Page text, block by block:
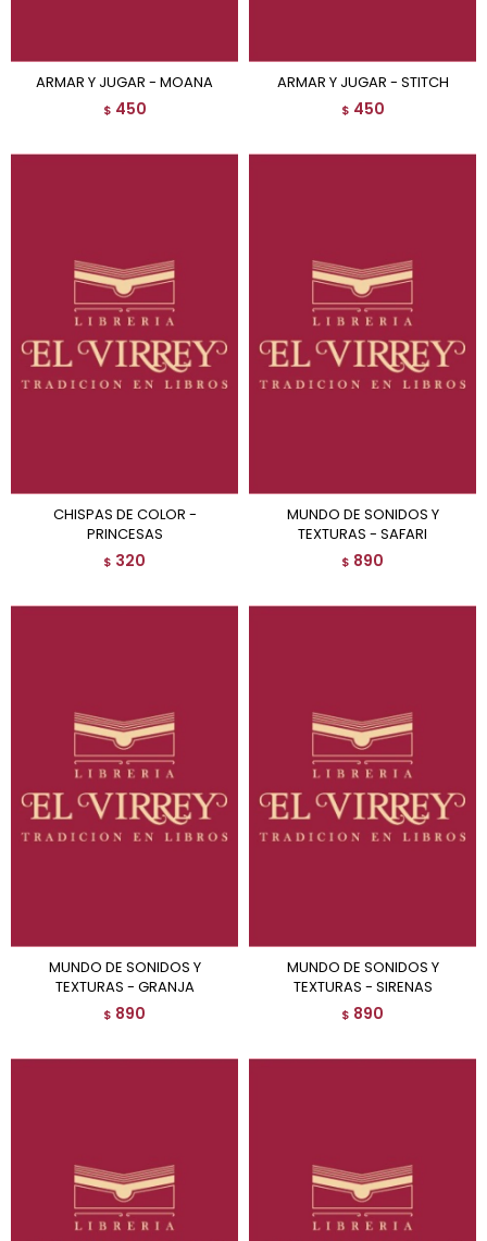
ARMAR Y JUGAR - MOANA
$ 450
ARMAR Y JUGAR - STITCH
$ 450
CHISPAS DE COLOR -
PRINCESAS
$ 320
MUNDO DE SONIDOS Y
TEXTURAS - SAFARI
$ 890
MUNDO DE SONIDOS Y
TEXTURAS - GRANJA
$ 890
MUNDO DE SONIDOS Y
TEXTURAS - SIRENAS
$ 890